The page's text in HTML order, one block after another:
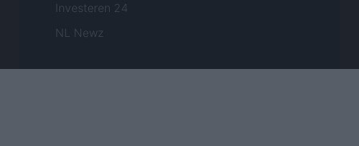
Investeren 24
NL Newz